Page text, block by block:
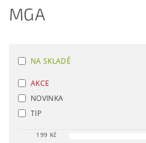
MGA
NA SKLADĚ
AKCE
NOVINKA
TIP
199 Kč